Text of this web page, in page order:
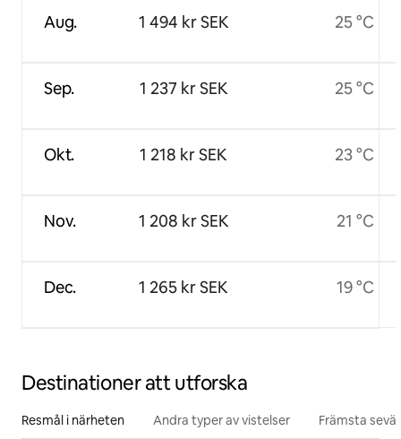
Aug.
Sep.
Okt.
Nov.
Dec.
1 494 kr SEK
1 237 kr SEK
1 218 kr SEK
1 208 kr SEK
1 265 kr SEK
25 °C
25 °C
23 °C
21 °C
19 °C
Destinationer att utforska
Resmål i närheten Andra typer av vistelser Främsta